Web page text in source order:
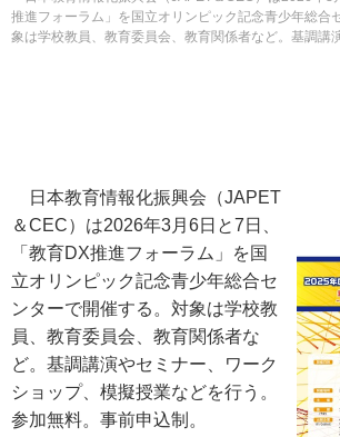
推進フォーラム」を国立オリンピック記念青少年総合
象は学校教員、教育委員会、教育関係者など。基調講
日本教育情報化振興会（JAPET
＆CEC）は2026年3月6日と7日、
「教育DX推進フォーラム」を国
立オリンピック記念青少年総合セ
ンターで開催する。対象は学校教
員、教育委員会、教育関係者な
ど。基調講演やセミナー、ワーク
ショップ、模擬授業などを行う。
参加無料。事前申込制。